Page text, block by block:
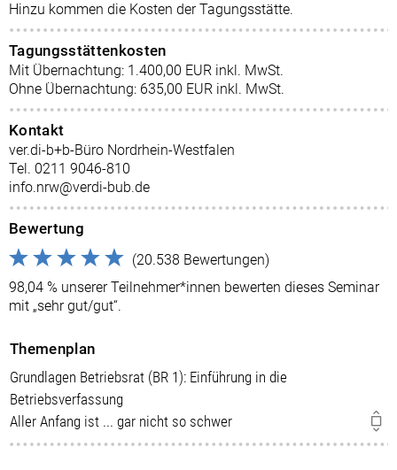
Hinzu kommen die Kosten der Tagungsstätte.
Tagungsstättenkosten
Mit Übernachtung: 1.400,00 EUR inkl. MwSt.
Ohne Übernachtung: 635,00 EUR inkl. MwSt.
Kontakt
ver.di-b+b-Büro Nordrhein-Westfalen
Tel. 0211 9046-810
info.nrw@verdi-bub.de
Bewertung
(20.538 Bewertungen)
98,04 % unserer Teilnehmer*innen bewerten dieses Seminar
mit „sehr gut/gut“.
Themenplan
Grundlagen Betriebsrat (BR 1): Einführung in die
Betriebsverfassung
Aller Anfang ist ... gar nicht so schwer